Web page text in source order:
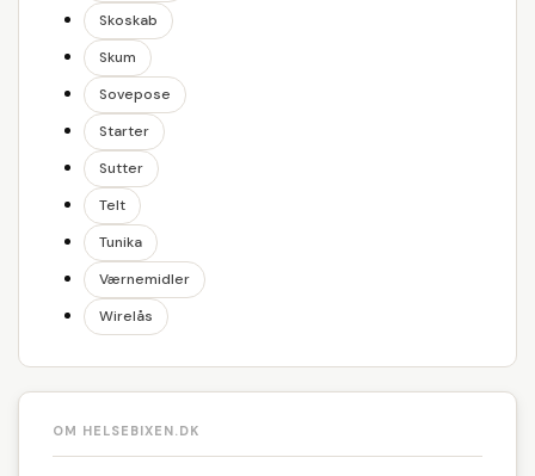
Skoskab
Skum
Sovepose
Starter
Sutter
Telt
Tunika
Værnemidler
Wirelås
OM HELSEBIXEN.DK